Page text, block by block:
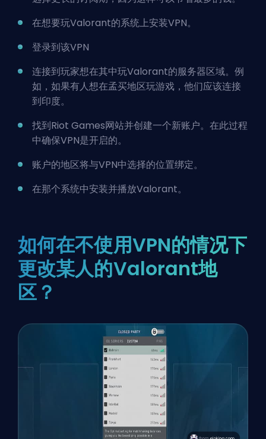
在想要玩Valorant的系统上安装VPN。
登录到该VPN
连接到玩家想在其中玩Valorant的服务器区域。例
如，如果有人想在孟买地区玩游戏，他们应该连接
到印度。
找到Riot Games网站并创建一个新账户。在此过程
中确保VPN是开启的。
账户的地区将与VPN中选择的位置绑定。
在那个系统中安装并播放Valorant。
如何在不使用VPN的情况下
更改某人的Valorant地
区？